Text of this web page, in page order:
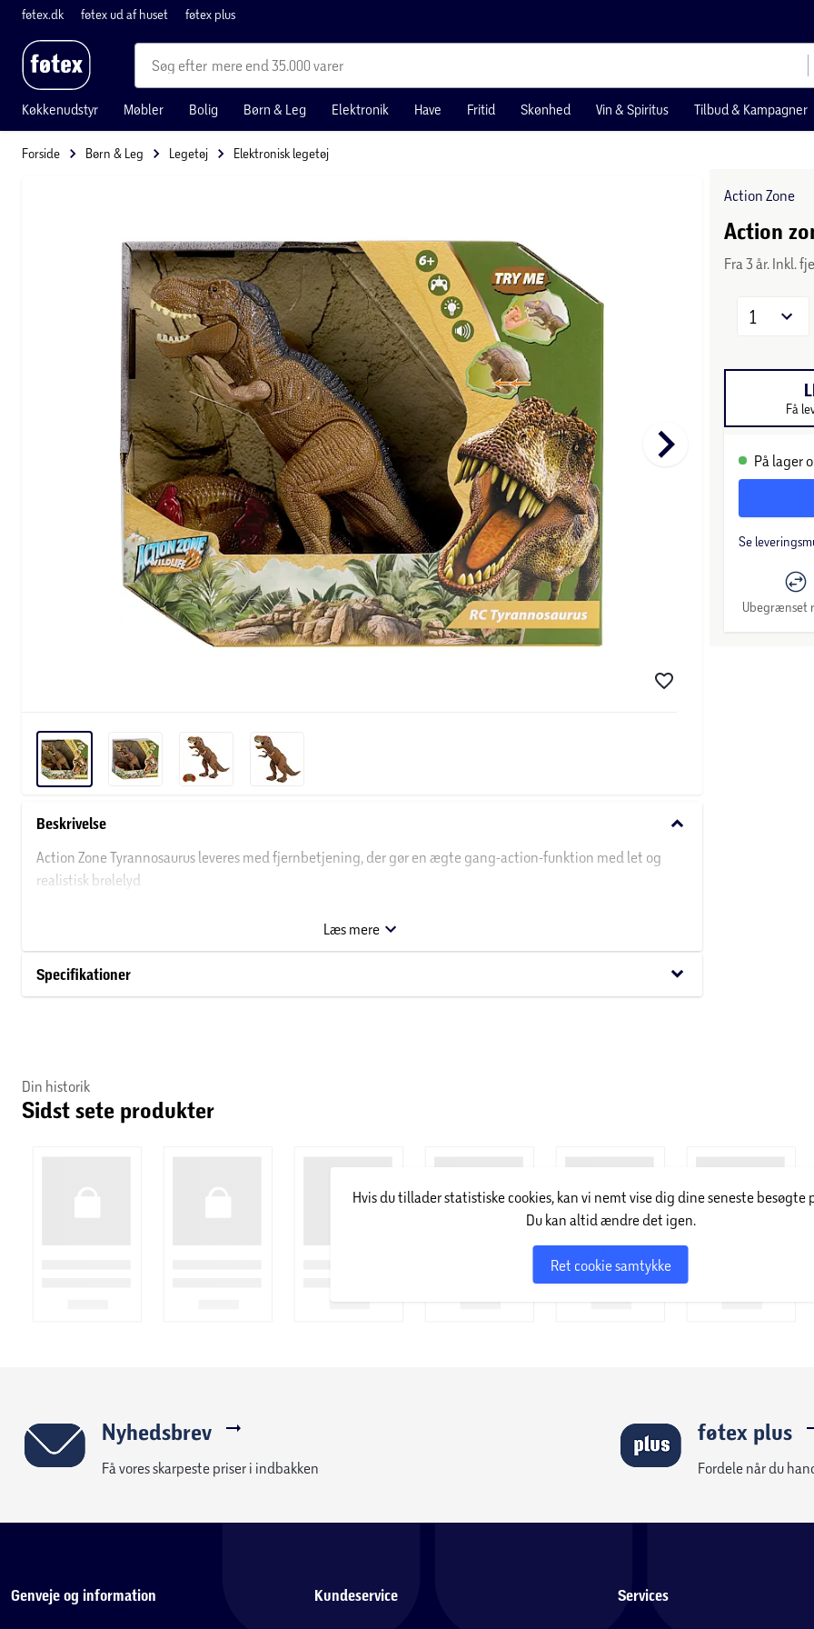
føtex.dk føtex ud af huset føtex plus
mere end 35.000 varer
Køkkenudstyr Møbler Bolig Børn & Leg Elektronik Have Fritid Skønhed Vin & Spiritus Tilbud & Kampagner
Forside Børn & Leg Legetøj Elektronisk legetøj
keyboard_arrow_right
Beskrivelse keyboard_arrow_down
Action Zone Tyrannosaurus leveres med fjernbetjening, der gør en ægte gang-action-funktion med let og
realistisk brølelyd
Fjernbetjening: 2 x AA (1,5V) (medfølger ikke)
Læs mere
Specifikationer keyboard_arrow_down
Action Zone
Action
Fra 3 år. Inkl.
1
Få
På lager
Se
Ubegrænset
Din historik
Sidst sete produkter
Hvis du tillader statistiske cookies, kan vi nemt vise dig dine seneste besøgte
Du kan altid ændre det igen.
Ret cookie samtykke
Nyhedsbrev
Få vores skarpeste priser i indbakken
føtex plus
Fordele når du
Genveje og information Kundeservice Services